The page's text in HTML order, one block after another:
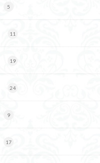
5
11
19
24
9
17